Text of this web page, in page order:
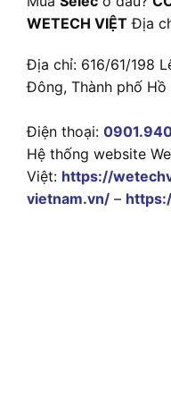
WETECH VIỆT Địa
Địa chỉ: 616/61/198
Đông, Thành phố Hồ
Điện thoại:
Hệ thống website
Việt: https://
vietnam.vn/ –